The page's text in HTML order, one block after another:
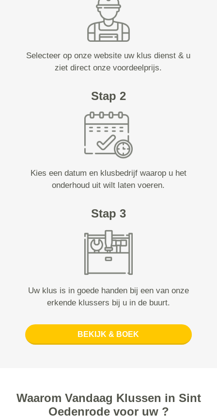
Selecteer op onze website uw klus dienst & u
ziet direct onze voordeelprijs.
Stap 2
Kies een datum en klusbedrijf waarop u het
onderhoud uit wilt laten voeren.
Stap 3
Uw klus is in goede handen bij een van onze
erkende klussers bij u in de buurt.
BEKIJK & BOEK
Waarom Vandaag Klussen in Sint
Oedenrode voor uw ?